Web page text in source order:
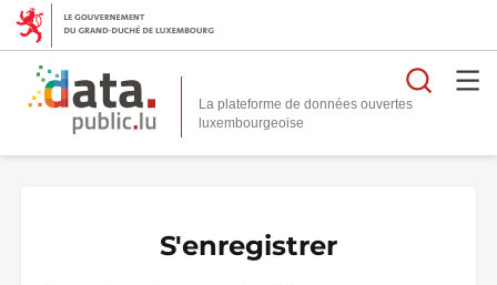
La plateforme de données ouvertes
S'enregistrer